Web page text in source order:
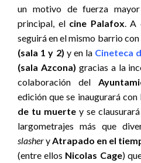
un motivo de fuerza
principal, el cine Palafox .
seguirá en el mismo barrio con
(sala 1 y 2) y en la Cineteca
(sala Azcona) gracias a la
colaboración del
edición que se inaugurará
de tu muerte y se
largometrajes más que
slashery Atrapado en el
(entre ellos Nicolas Cage)